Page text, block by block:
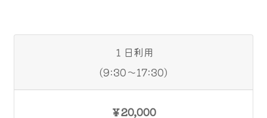
１日利用
(9:30～17:30)
￥20,000